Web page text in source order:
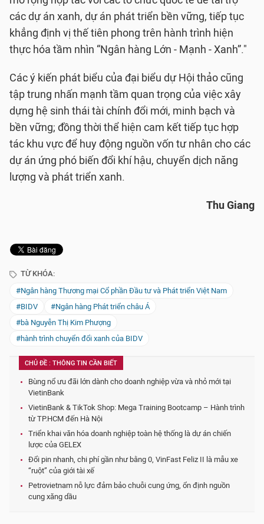
các dự án xanh, dự án phát triển bền vững, tiếp tục
khẳng định vị thế tiên phong trên hành trình hiện
thực hóa tầm nhìn “Ngân hàng Lớn - Mạnh - Xanh”."
Các ý kiến phát biểu của đại biểu dự Hội thảo cũng
tập trung nhấn mạnh tầm quan trọng của việc xây
dựng hệ sinh thái tài chính đổi mới, minh bạch và
bền vững; đồng thời thể hiện cam kết tiếp tục hợp
tác khu vực để huy động nguồn vốn tư nhân cho các
dự án ứng phó biến đổi khí hậu, chuyển dịch năng
lượng và phát triển xanh.
Thu Giang
TỪ KHÓA:
#Ngân hàng Thương mại Cổ phần Đầu tư và Phát triển Việt Nam
#BIDV
#Ngân hàng Phát triển châu Á
#bà Nguyễn Thị Kim Phượng
#hành trình chuyển đổi xanh của BIDV
CHỦ ĐỀ : THÔNG TIN CẦN BIẾT
Bùng nổ ưu đãi lớn dành cho doanh nghiệp vừa và nhỏ mới tại
VietinBank
VietinBank & TikTok Shop: Mega Training Bootcamp – Hành trình
từ TP.HCM đến Hà Nội
Triển khai văn hóa doanh nghiệp toàn hệ thống là dự án chiến
lược của GELEX
Đổi pin nhanh, chi phí gần như bằng 0, VinFast Feliz II là mẫu xe
“ruột” của giới tài xế
Petrovietnam nỗ lực đảm bảo chuỗi cung ứng, ổn định nguồn
cung xăng dầu